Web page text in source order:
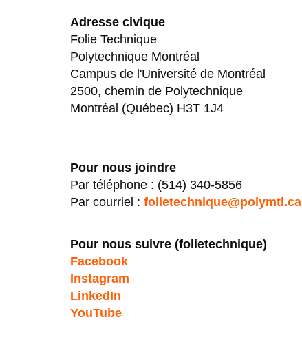
Adresse civique
Folie Technique
Polytechnique Montréal
Campus de l'Université de Montréal
2500, chemin de Polytechnique
Montréal (Québec) H3T 1J4
Pour nous joindre
Par téléphone : (514) 340-5856
Par courriel : folietechnique@polymtl.ca
Pour nous suivre (folietechnique)
Facebook
Instagram
LinkedIn
YouTube